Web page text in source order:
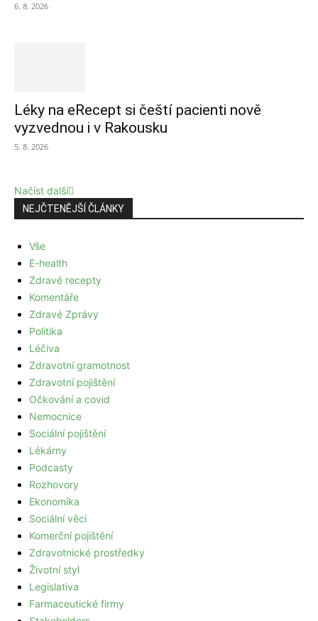
6. 8. 2026
Léky na eRecept si čeští pacienti nově
vyzvednou i v Rakousku
5. 8. 2026
Načíst další
NEJČTENĚJŠÍ ČLÁNKY
Vše
E-health
Zdravé recepty
Komentáře
Zdravé Zprávy
Politika
Léčiva
Zdravotní gramotnost
Zdravotní pojištění
Očkování a covid
Nemocnice
Sociální pojištění
Lékárny
Podcasty
Rozhovory
Ekonomika
Sociální věci
Komerční pojištění
Zdravotnické prostředky
Životní styl
Legislativa
Farmaceutické firmy